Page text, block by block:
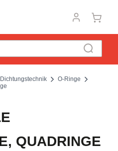
Dichtungstechnik
O-Ringe
QUADRINGE